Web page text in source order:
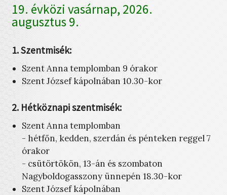
19. évközi vasárnap, 2026.
augusztus 9.
1. Szentmisék:
Szent Anna templomban 9 órakor
Szent József kápolnában 10.30-kor
2. Hétköznapi szentmisék:
Szent Anna templomban
- hétfőn, kedden, szerdán és pénteken reggel 7
órakor
- csütörtökön, 13-án és szombaton
Nagyboldogasszony ünnepén 18.30-kor
Szent József kápolnában